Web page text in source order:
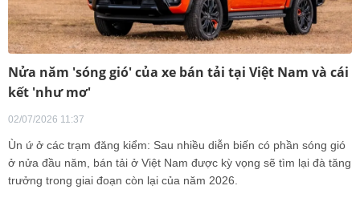
Nửa năm 'sóng gió' của xe bán tải tại Việt Nam và cái
kết 'như mơ'
02/07/2026 11:37
Ùn ứ ở các trạm đăng kiểm: Sau nhiều diễn biến có phần sóng gió
ở nửa đầu năm, bán tải ở Việt Nam được kỳ vọng sẽ tìm lại đà tăng
trưởng trong giai đoạn còn lại của năm 2026.